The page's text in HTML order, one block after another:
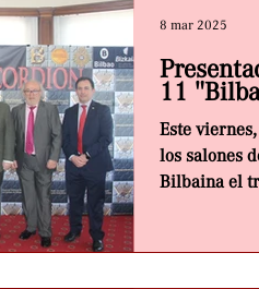
11
Este
los salones
Bilbaina el
8 mar 2025